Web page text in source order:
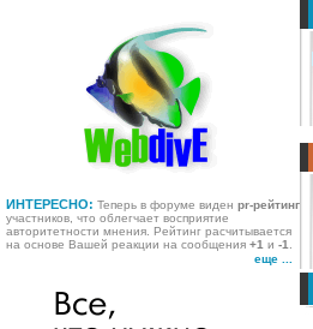
ИНТЕРЕСНО: Теперь в форуме виден pr-рейтинг
участников, что облегчает восприятие
авторитетности мнения. Рейтинг расчитывается
на основе Вашей реакции на сообщения +1 и -1
еще ...